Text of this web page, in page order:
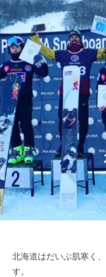
北海道はだいぶ肌寒く
す。